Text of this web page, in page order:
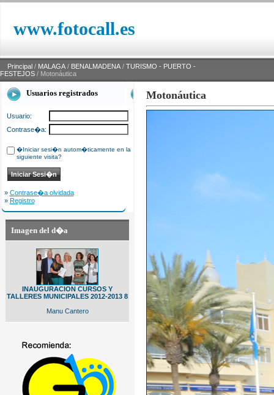
www.fotocall.es
Principal / MALAGA / BENALMADENA / TURISMO - PUERTO -
FESTEJOS / Motonáutica
Usuarios registrados
Usuario:
Contrase�a:
�Iniciar sesi�n autom�ticamente en la
siguiente visita?
» Contrase�a olvidada
» Registro
Imagen del d�a
INAUGURACION CURSOS Y
TALLERES MUNICIPALES 2012-2013 8
Manu Cantero
Motonáutica